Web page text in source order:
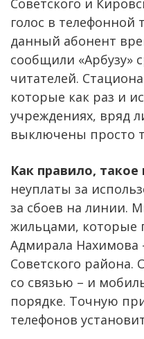
Советского и
голос в телефонной
данный абонент
сообщили «Арбузу»
читателей.
которые как раз и
учреждениях, вряд
выключены просто
Как правило, такое
неуплаты за
за сбоев на линии.
жильцами, которые
Адмирала Нахимова
Советского района.
со связью – и
порядке. Точную
телефонов